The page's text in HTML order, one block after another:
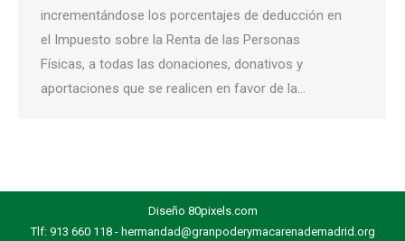
incrementándose los porcentajes de deducción en
el Impuesto sobre la Renta de las Personas
Físicas, a todas las donaciones, donativos y
aportaciones que se realicen en favor de la…
Diseño 80pixels.com
Tlf: 913 660 118 - hermandad@granpoderymacarenademadrid.org